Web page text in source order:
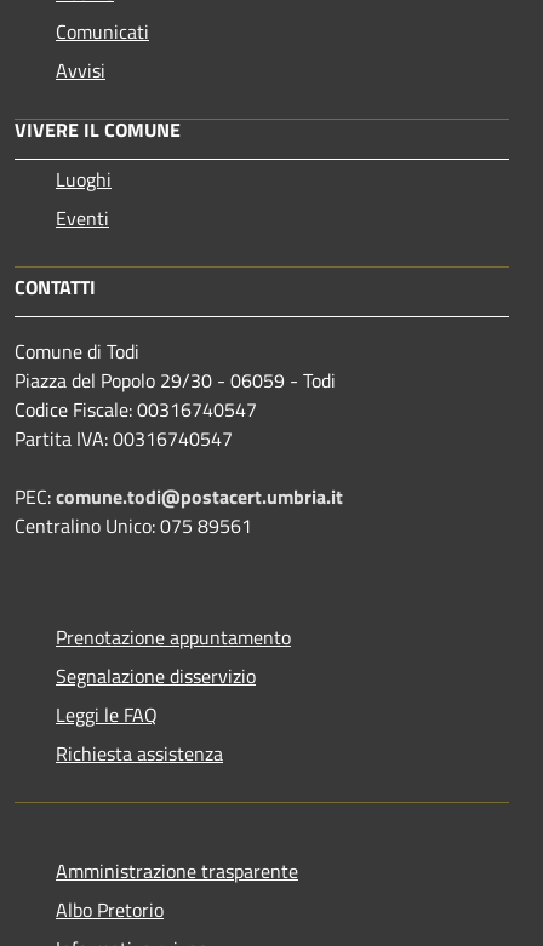
Comunicati
Avvisi
VIVERE IL COMUNE
Luoghi
Eventi
CONTATTI
Comune di Todi
Piazza del Popolo 29/30 - 06059 - Todi
Codice Fiscale: 00316740547
Partita IVA: 00316740547
PEC:comune.todi@postacert.umbria.it
Centralino Unico: 075 89561
Prenotazione appuntamento
Segnalazione disservizio
Leggi le FAQ
Richiesta assistenza
Amministrazione trasparente
Albo Pretorio